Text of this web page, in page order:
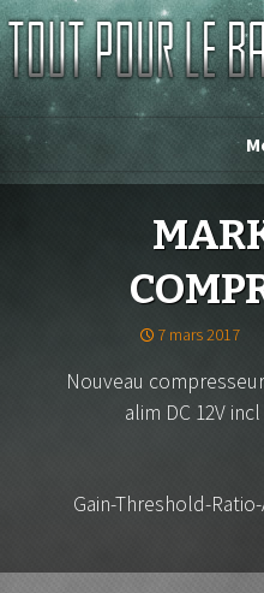
TOUT POUR LE
7 mars 2017
Nouveau
alim DC 12V
Gain-Threshold-